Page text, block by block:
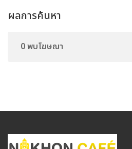
ผลการค้นหา
0 พบโฆษณา